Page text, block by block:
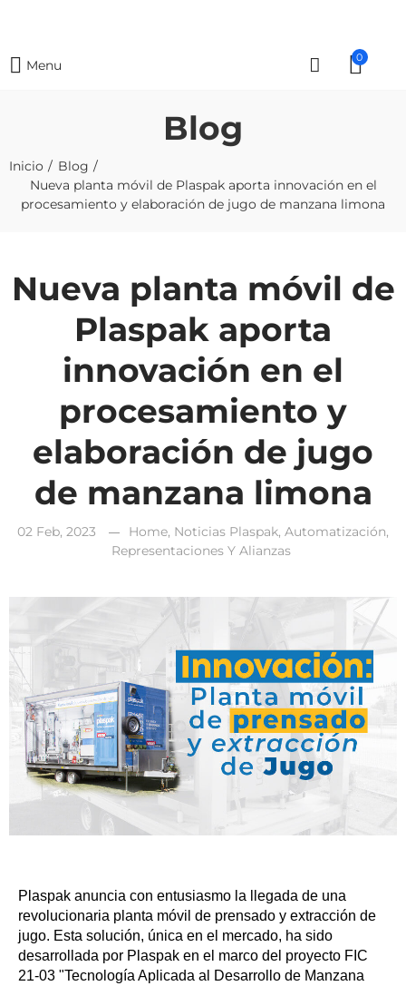
Menu 0
Blog
Inicio
Blog
Nueva planta móvil de Plaspak aporta innovación en el
procesamiento y elaboración de jugo de manzana limona
Nueva planta móvil de
Plaspak aporta
innovación en el
procesamiento y
elaboración de jugo
de manzana limona
02 Feb, 2023 Home, Noticias Plaspak, Automatización,
Representaciones Y Alianzas
Plaspak anuncia con entusiasmo la llegada de una
revolucionaria planta móvil de prensado y extracción de
jugo. Esta solución, única en el mercado, ha sido
desarrollada por Plaspak en el marco del proyecto FIC
21-03 "Tecnología Aplicada al Desarrollo de Manzana